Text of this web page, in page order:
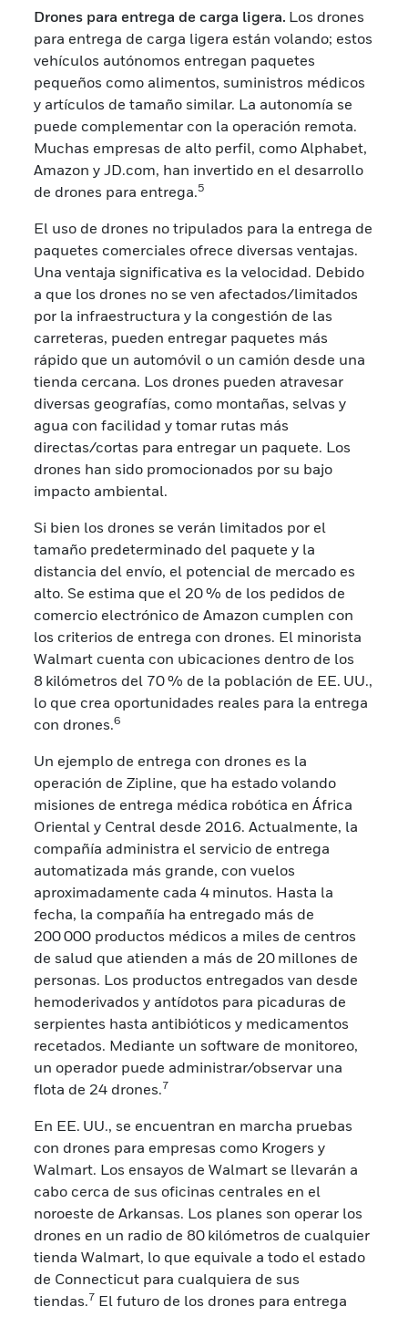
Drones para entrega de carga ligera. Los drones
para entrega de carga ligera están volando; estos
vehículos autónomos entregan paquetes
pequeños como alimentos, suministros médicos
y artículos de tamaño similar. La autonomía se
puede complementar con la operación remota.
Muchas empresas de alto perfil, como Alphabet,
Amazon y JD.com, han invertido en el desarrollo
de drones para entrega.5
El uso de drones no tripulados para la entrega de
paquetes comerciales ofrece diversas ventajas.
Una ventaja significativa es la velocidad. Debido
a que los drones no se ven afectados/limitados
por la infraestructura y la congestión de las
carreteras, pueden entregar paquetes más
rápido que un automóvil o un camión desde una
tienda cercana. Los drones pueden atravesar
diversas geografías, como montañas, selvas y
agua con facilidad y tomar rutas más
directas/cortas para entregar un paquete. Los
drones han sido promocionados por su bajo
impacto ambiental.
Si bien los drones se verán limitados por el
tamaño predeterminado del paquete y la
distancia del envío, el potencial de mercado es
alto. Se estima que el 20 % de los pedidos de
comercio electrónico de Amazon cumplen con
los criterios de entrega con drones. El minorista
Walmart cuenta con ubicaciones dentro de los
8 kilómetros del 70 % de la población de EE. UU.,
lo que crea oportunidades reales para la entrega
con drones.6
Un ejemplo de entrega con drones es la
operación de Zipline, que ha estado volando
misiones de entrega médica robótica en África
Oriental y Central desde 2016. Actualmente, la
compañía administra el servicio de entrega
automatizada más grande, con vuelos
aproximadamente cada 4 minutos. Hasta la
fecha, la compañía ha entregado más de
200 000 productos médicos a miles de centros
de salud que atienden a más de 20 millones de
personas. Los productos entregados van desde
hemoderivados y antídotos para picaduras de
serpientes hasta antibióticos y medicamentos
recetados. Mediante un software de monitoreo,
un operador puede administrar/observar una
flota de 24 drones.7
En EE. UU., se encuentran en marcha pruebas
con drones para empresas como Krogers y
Walmart. Los ensayos de Walmart se llevarán a
cabo cerca de sus oficinas centrales en el
noroeste de Arkansas. Los planes son operar los
drones en un radio de 80 kilómetros de cualquier
tienda Walmart, lo que equivale a todo el estado
de Connecticut para cualquiera de sus
tiendas.7 El futuro de los drones para entrega